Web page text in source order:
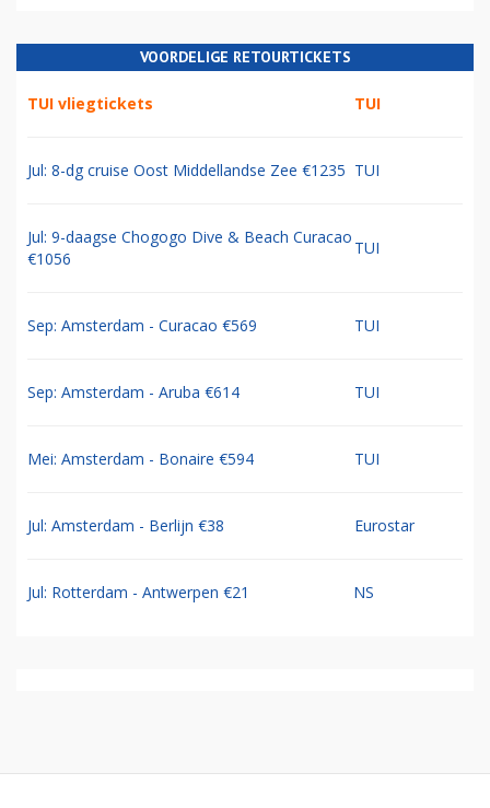
VOORDELIGE RETOURTICKETS
TUI vliegtickets TUI
Jul: 8-dg cruise Oost Middellandse Zee €1235 TUI
Jul: 9-daagse Chogogo Dive & Beach Curacao
€1056
TUI
Sep: Amsterdam - Curacao €569 TUI
Sep: Amsterdam - Aruba €614 TUI
Mei: Amsterdam - Bonaire €594 TUI
Jul: Amsterdam - Berlijn €38 Eurostar
Jul: Rotterdam - Antwerpen €21 NS